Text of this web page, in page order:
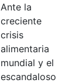
Ante la
creciente
crisis
alimentaria
mundial y el
escandaloso